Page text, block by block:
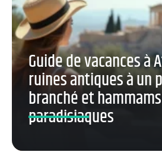
Guide de vacances à
ruines antiques à un
branché et hammams
paradisiaques